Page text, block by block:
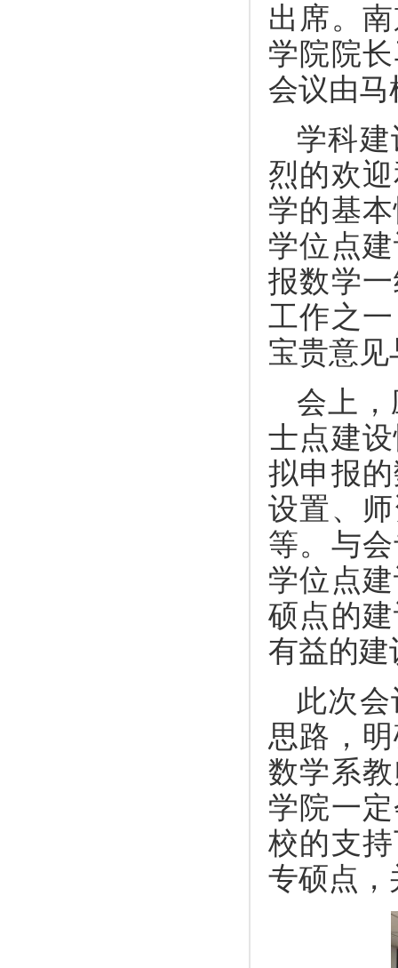
出席。
学院院
会议由
学科
烈的欢
学的基
学位点
报数学
工作之
宝贵意
会上
士点建
拟申报
设置、
等。与
学位点
硕点的
有益的建
此次
思路，
数学系
学院一
校的支
专硕点，